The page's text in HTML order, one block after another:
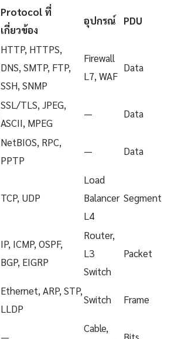
Protocol ที่
เกี่ยวข้อง
อุปกรณ์ PDU
HTTP, HTTPS,
DNS, SMTP, FTP,
SSH, SNMP
Firewall
L7, WAF
Data
SSL/TLS, JPEG,
ASCII, MPEG
— Data
NetBIOS, RPC,
PPTP
— Data
TCP, UDP
Load
Balancer
L4
Segment
IP, ICMP, OSPF,
BGP, EIGRP
Router,
L3
Switch
Packet
Ethernet, ARP, STP,
LLDP
Switch Frame
Cable,